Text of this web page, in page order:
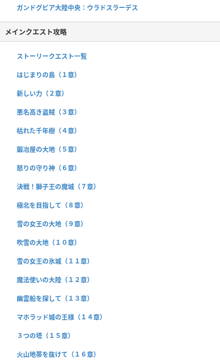
ガンドグビア大陸中央：ウラドスラーデス
メインクエスト攻略
ストーリークエスト一覧
はじまりの島（１章）
新しい力（２章）
悪名高き盗賊（３章）
枯れた千年樹（４章）
鍛冶屋の大地（５章）
怒りの守り神（６章）
決戦！獅子王の魔城（７章）
極北を目指して（８章）
雪の女王の大地（９章）
吹雪の大地（１０章）
雪の女王の氷城（１１章）
魔法使いの大陸（１２章）
幽霊船を探して（１３章）
マホラッド城の王様（１４章）
３つの塔（１５章）
火山地帯を抜けて（１６章）